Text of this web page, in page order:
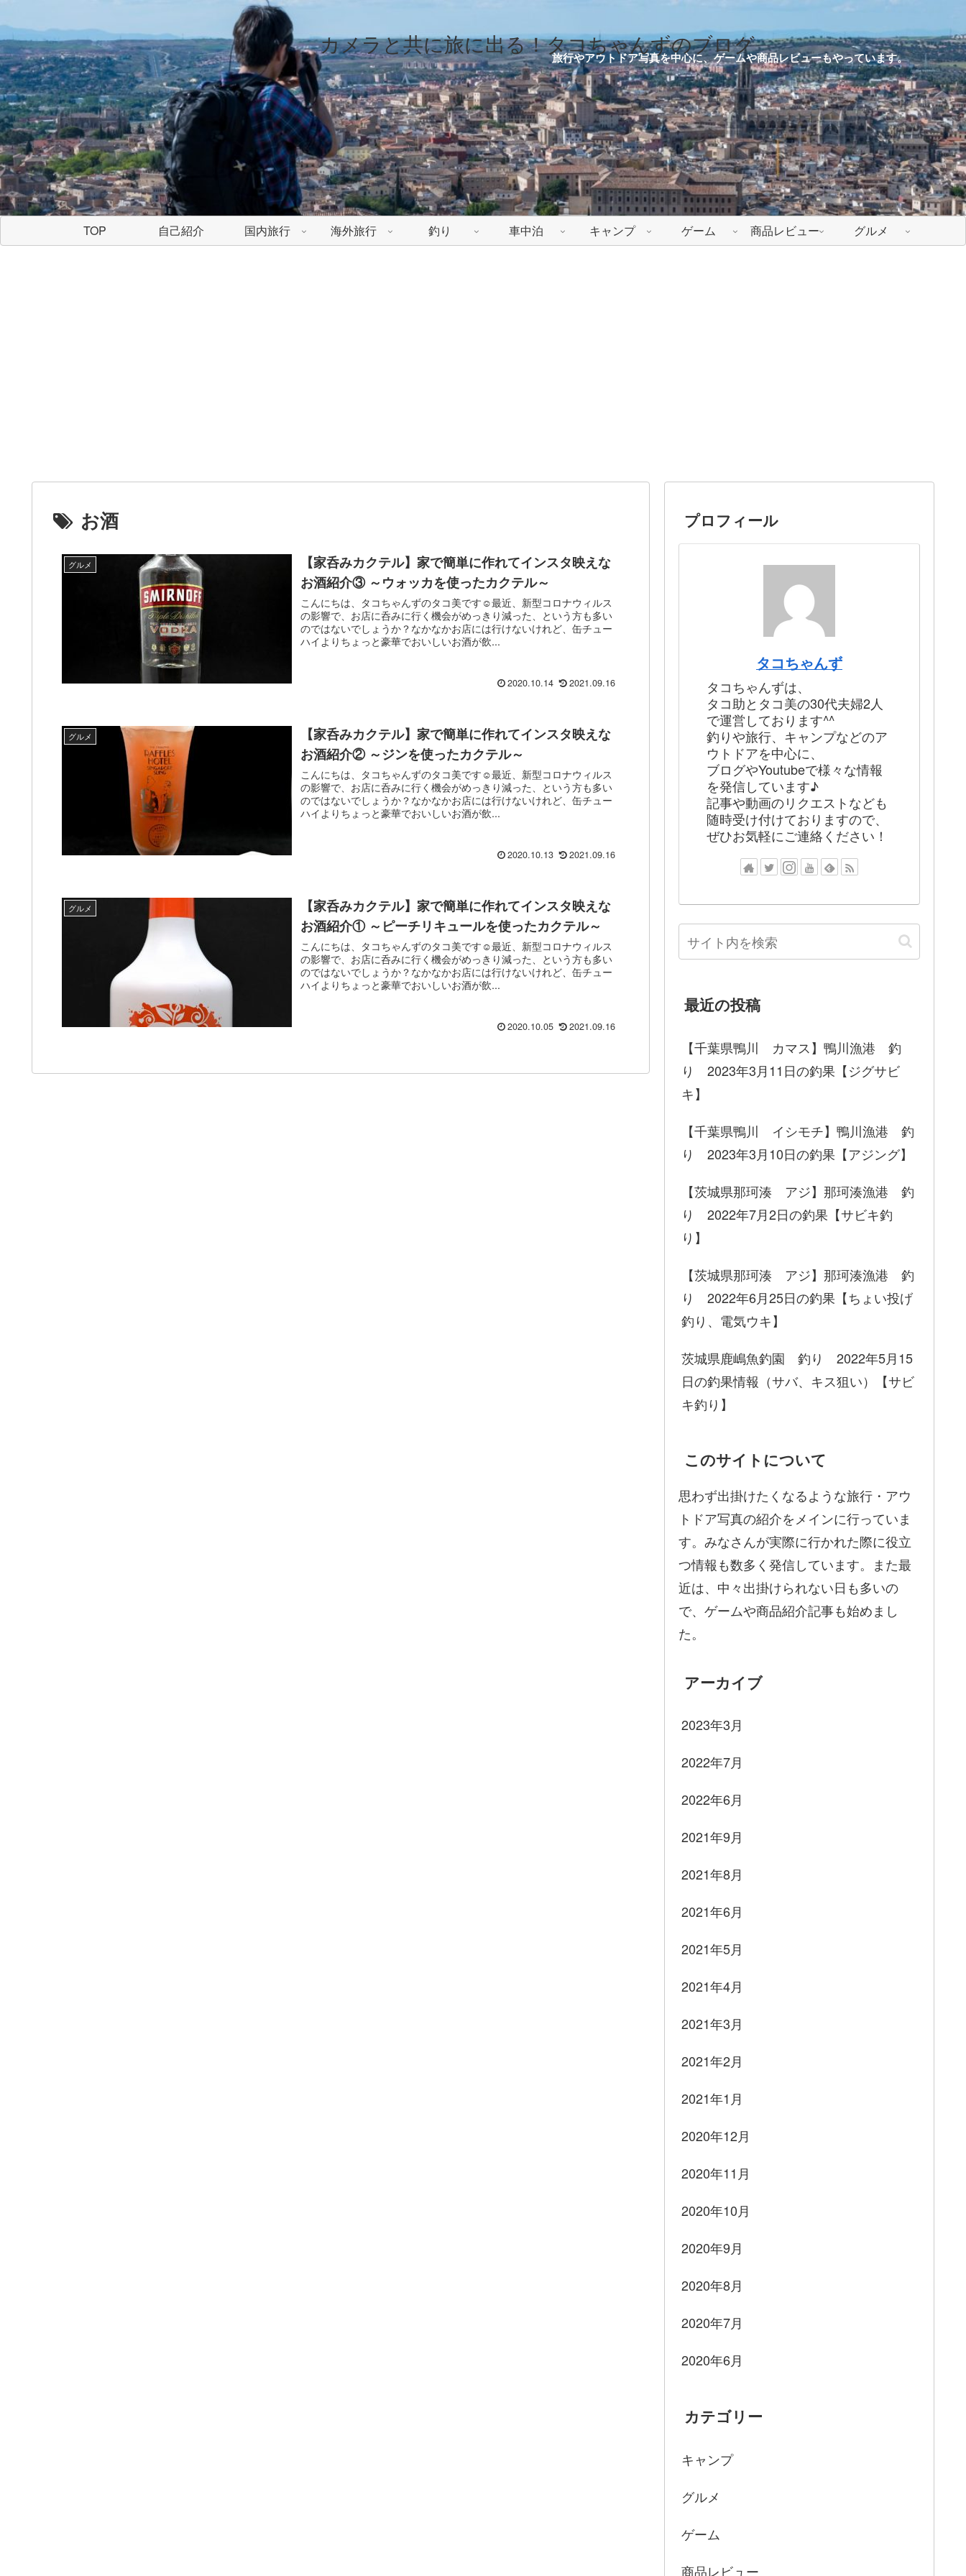
旅行やアウトドア写真を中心に、ゲームや商品レビューもやっています。
カメラと共に旅に出る！タコちゃんずのブログ
TOP 自己紹介 国内旅行 海外旅行 釣り 車中泊 キャンプ ゲーム 商品レビュー グルメ
お酒
グルメ
【家呑みカクテル】家で簡単に作れてインスタ映えな
お酒紹介③ ～ウォッカを使ったカクテル～
こんにちは、タコちゃんずのタコ美です☺最近、新型コロナウィルス
の影響で、お店に呑みに行く機会がめっきり減った、という方も多い
のではないでしょうか？なかなかお店には行けないけれど、缶チュー
ハイよりちょっと豪華でおいしいお酒が飲...
2020.10.14 2021.09.16
グルメ
【家呑みカクテル】家で簡単に作れてインスタ映えな
お酒紹介② ～ジンを使ったカクテル～
こんにちは、タコちゃんずのタコ美です☺最近、新型コロナウィルス
の影響で、お店に呑みに行く機会がめっきり減った、という方も多い
のではないでしょうか？なかなかお店には行けないけれど、缶チュー
ハイよりちょっと豪華でおいしいお酒が飲...
2020.10.13 2021.09.16
グルメ
【家呑みカクテル】家で簡単に作れてインスタ映えな
お酒紹介① ～ピーチリキュールを使ったカクテル～
こんにちは、タコちゃんずのタコ美です☺最近、新型コロナウィルス
の影響で、お店に呑みに行く機会がめっきり減った、という方も多い
のではないでしょうか？なかなかお店には行けないけれど、缶チュー
ハイよりちょっと豪華でおいしいお酒が飲...
2020.10.05 2021.09.16
プロフィール
タコちゃんず
タコちゃんずは、
タコ助とタコ美の30代夫婦2人
で運営しております^^
釣りや旅行、キャンプなどのア
ウトドアを中心に、
ブログやYoutubeで様々な情報
を発信しています♪
記事や動画のリクエストなども
随時受け付けておりますので、
ぜひお気軽にご連絡ください！
最近の投稿
【千葉県鴨川 カマス】鴨川漁港 釣
り 2023年3月11日の釣果【ジグサビ
キ】
【千葉県鴨川 イシモチ】鴨川漁港 釣
り 2023年3月10日の釣果【アジング】
【茨城県那珂湊 アジ】那珂湊漁港 釣
り 2022年7月2日の釣果【サビキ釣
り】
【茨城県那珂湊 アジ】那珂湊漁港 釣
り 2022年6月25日の釣果【ちょい投げ
釣り、電気ウキ】
茨城県鹿嶋魚釣園 釣り 2022年5月15
日の釣果情報（サバ、キス狙い）【サビ
キ釣り】
このサイトについて
思わず出掛けたくなるような旅行・アウ
トドア写真の紹介をメインに行っていま
す。みなさんが実際に行かれた際に役立
つ情報も数多く発信しています。また最
近は、中々出掛けられない日も多いの
で、ゲームや商品紹介記事も始めまし
た。
アーカイブ
2023年3月
2022年7月
2022年6月
2021年9月
2021年8月
2021年6月
2021年5月
2021年4月
2021年3月
2021年2月
2021年1月
2020年12月
2020年11月
2020年10月
2020年9月
2020年8月
2020年7月
2020年6月
カテゴリー
キャンプ
グルメ
ゲーム
商品レビュー